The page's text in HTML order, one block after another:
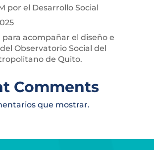
por el Desarrollo Social
acompañar el diseño e
Observatorio Social del
de Quito.
Comments
que mostrar.